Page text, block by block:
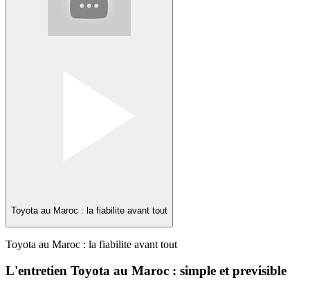
Toyota au Maroc : la fiabilite avant tout
Toyota au Maroc : la fiabilite avant tout
L'entretien Toyota au Maroc : simple et previsible